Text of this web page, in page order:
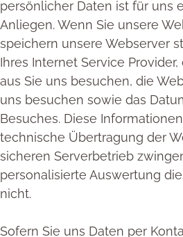
persönlicher Daten ist für uns
Anliegen. Wenn Sie unsere
speichern unsere Webserver
Ihres Internet Service
aus Sie uns besuchen, die
uns besuchen sowie das
Besuches. Diese
technische Übertragung der
sicheren Serverbetrieb
personalisierte Auswertung
nicht.
Sofern Sie uns Daten per